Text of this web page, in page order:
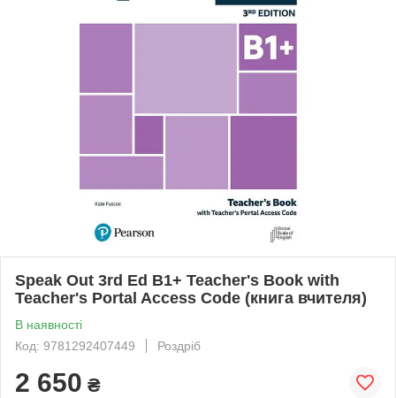
Speak Out 3rd Ed B1+ Teacher's Book with
Teacher's Portal Access Code (книга вчителя)
В наявності
Код: 9781292407449
Роздріб
2 650 ₴